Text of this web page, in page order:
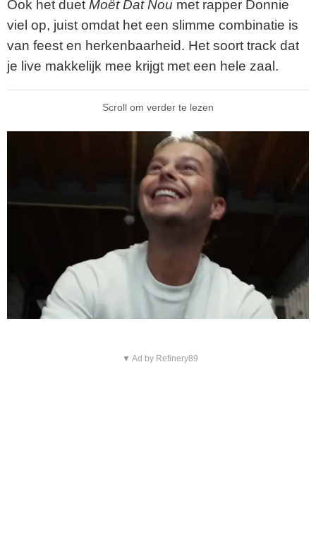
Ook het duet Moët Dat Nou met rapper Donnie
viel op, juist omdat het een slimme combinatie is
van feest en herkenbaarheid. Het soort track dat
je live makkelijk mee krijgt met een hele zaal.
Scroll om verder te lezen
▼ Ad by Refinery89